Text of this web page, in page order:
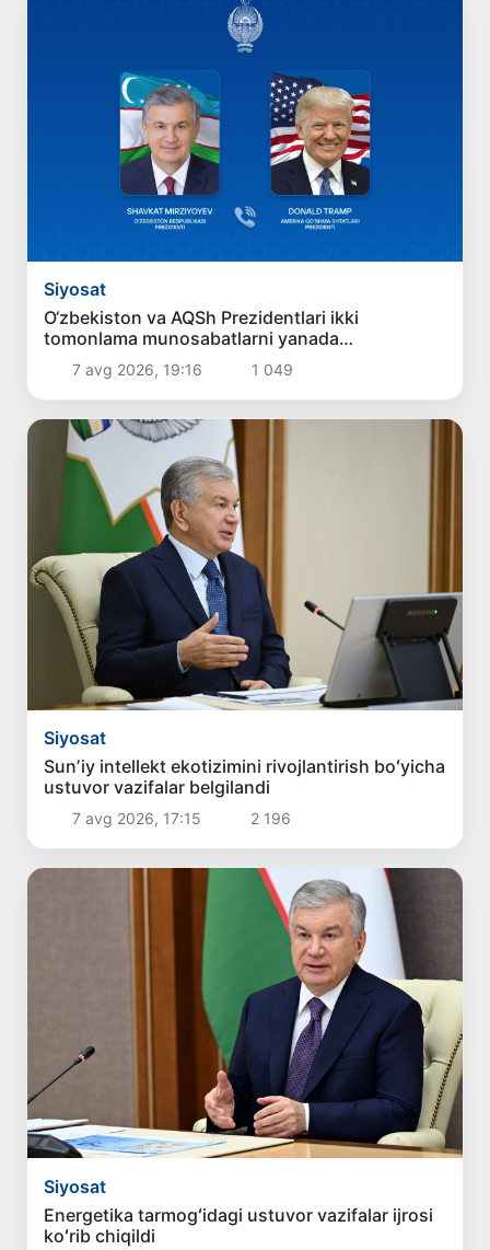
Siyosat
O‘zbekiston va AQSh Prezidentlari ikki
tomonlama munosabatlarni yanada
mustahkamlash istiqbollarini muhokama qildilar
7 avg 2026, 19:16 1 049
Siyosat
Sunʼiy intellekt ekotizimini rivojlantirish boʻyicha
ustuvor vazifalar belgilandi
7 avg 2026, 17:15 2 196
Siyosat
Energetika tarmogʻidagi ustuvor vazifalar ijrosi
koʻrib chiqildi